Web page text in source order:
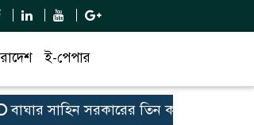
ই-পেপার
সাহিন সরকারের তিন ক্যাটাগরিতে প্রথম